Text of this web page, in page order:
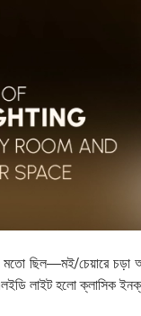
মতো ছিল—মই/চেয়ারে
লাইট হলো ক্লাসিক